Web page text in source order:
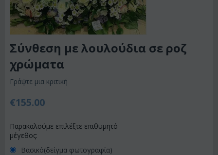
Σύνθεση με λουλούδια σε ροζ
χρώματα
Γράψτε μια κριτική
€155.00
Παρακαλούμε επιλέξτε επιθυμητό
μέγεθος:
Βασικό(δείγμα φωτογραφία)